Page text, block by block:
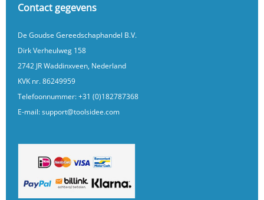
Contact gegevens
De Goudse Gereedschaphandel B.V.
Dirk Verheulweg 158
2742 JR Waddinxveen, Nederland
KVK nr. 86249959
Telefoonnummer:+31 (0)182787368
E-mail:support@toolsidee.com